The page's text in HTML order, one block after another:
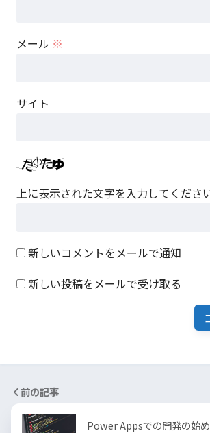
メール ※
サイト
上に表示された文字を入力してください
新しいコメントをメールで通知
新しい投稿をメールで受け取る
前の記事
Power Appsでの開発の始